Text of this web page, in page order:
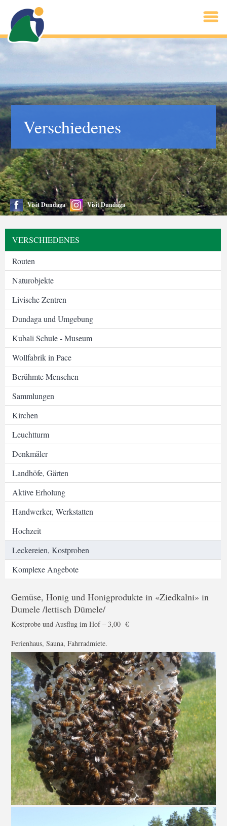
Verschiedenes
Visit Dundaga Visit Dundaga
VERSCHIEDENES
Routen
Naturobjekte
Livische Zentren
Dundaga und Umgebung
Kubali Schule - Museum
Wollfabrik in Pace
Berühmte Menschen
Sammlungen
Kirchen
Leuchtturm
Denkmäler
Landhöfe, Gärten
Aktive Erholung
Handwerker, Werkstatten
Hochzeit
Leckereien, Kostproben
Komplexe Angebote
Gemüse, Honig und Honigprodukte in «Ziedkalni» in
Dumele /lettisch Dūmele/
Kostprobe und Ausflug im Hof – 3,00 €
Ferienhaus, Sauna, Fahrradmiete.